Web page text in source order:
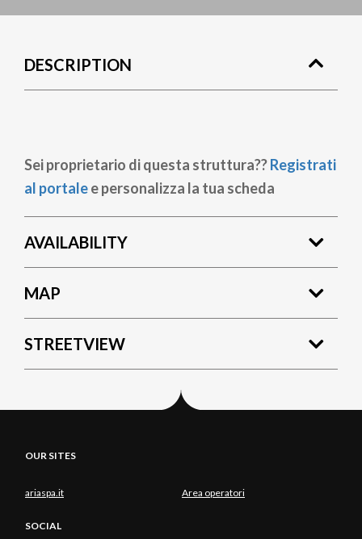
DESCRIPTION
Sei proprietario di questa struttura??Registrati
al portalee personalizza la tua scheda
AVAILABILITY
MAP
STREETVIEW
OUR SITES
ariaspa.it Area operatori
SOCIAL